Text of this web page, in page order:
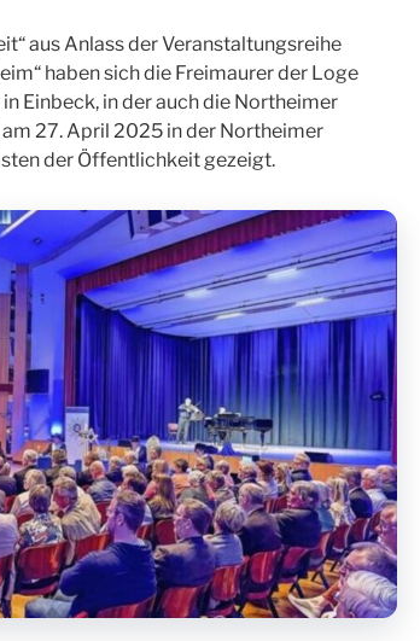
aus Anlass der Veranstaltungsreihe
haben sich die Freimaurer der Loge
in Einbeck, in der auch die Northeimer
27. April 2025 in der Northeimer
der Öffentlichkeit gezeigt.